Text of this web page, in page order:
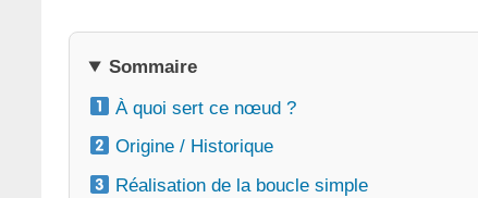
Sommaire
À quoi sert ce nœud ?
Origine / Historique
Réalisation de la boucle simple